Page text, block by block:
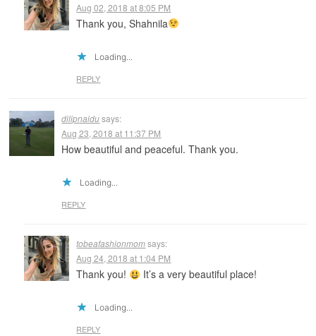
Aug 02, 2018 at 8:05 PM
Thank you, Shahnila
Loading...
REPLY
dilipnaidu says:
Aug 23, 2018 at 11:37 PM
How beautiful and peaceful. Thank you.
Loading...
REPLY
tobeafashionmom says:
Aug 24, 2018 at 1:04 PM
Thank you! It’s a very beautiful place!
Loading...
REPLY